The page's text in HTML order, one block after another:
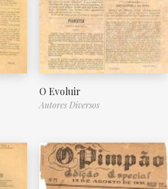
O Evoluir
Autores Diversos